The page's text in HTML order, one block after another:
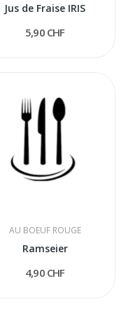
Jus de Fraise IRIS
5,90 CHF
AU BOEUF ROUGE
Ramseier
4,90 CHF